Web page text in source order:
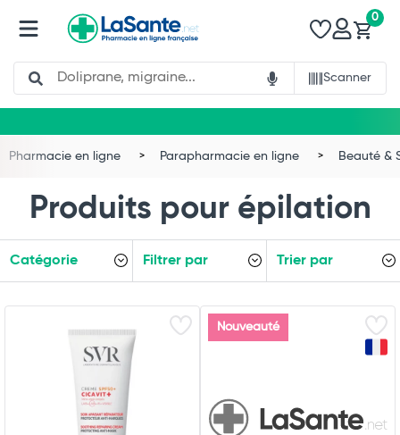
Search
Scanner
0
Pharmacie en ligne Parapharmacie en ligne Beauté &
Produits pour épilation
Catégorie Filtrer par Trier par
Nouveauté